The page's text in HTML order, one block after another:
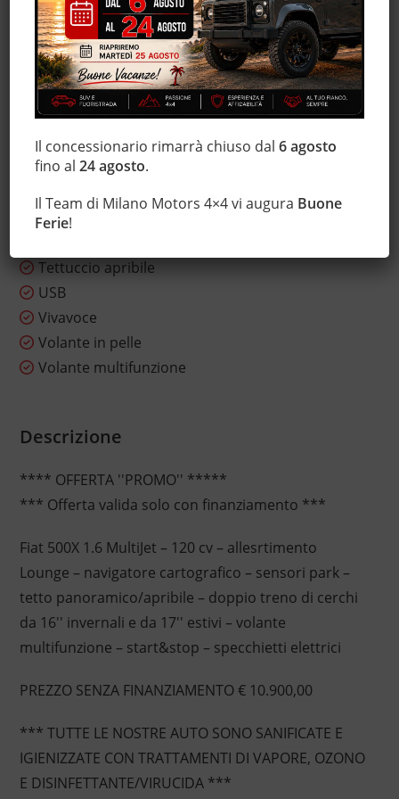
Monitoraggio pressione pneumatici
MP3
Sensori di parcheggio posteriori
Servosterzo
Sistema di navigazione
Sistema di visione notturna
Sound system
Specchietti laterali elettrici
Start/Stop Automatico
Tettuccio apribile
USB
Vivavoce
Volante in pelle
Volante multifunzione
Descrizione
**** OFFERTA ''PROMO'' *****
*** Offerta valida solo con finanziamento ***
Fiat 500X 1.6 MultiJet – 120 cv – allesrtimento
Lounge – navigatore cartografico – sensori park –
tetto panoramico/apribile – doppio treno di cerchi
da 16'' invernali e da 17'' estivi – volante
multifunzione – start&stop – specchietti elettrici
PREZZO SENZA FINANZIAMENTO € 10.900,00
*** TUTTE LE NOSTRE AUTO SONO SANIFICATE E
IGIENIZZATE CON TRATTAMENTI DI VAPORE, OZONO
E DISINFETTANTE/VIRUCIDA ***
Il concessionario rimarrà chiuso dal6 agosto
fino al24 agosto.
Il Team di Milano Motors 4×4 vi augura Buone
Ferie!